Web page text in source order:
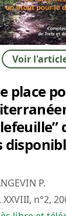
Voir
place
P.
n°2,